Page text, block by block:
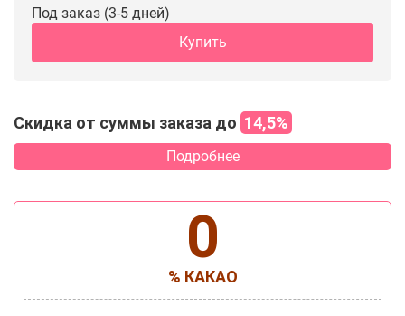
Под заказ (3-5 дней)
Купить
Скидка от суммы заказа до 14,5%
Подробнее
0
% КАКАО